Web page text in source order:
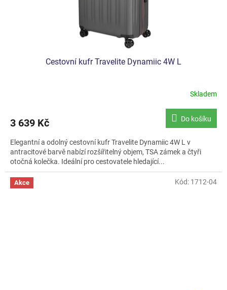
Cestovní kufr Travelite Dynamiic 4W L
Skladem
3 639 Kč Do košíku
Elegantní a odolný cestovní kufr Travelite Dynamiic 4W L v
antracitové barvě nabízí rozšířitelný objem, TSA zámek a čtyři
otočná kolečka. Ideální pro cestovatele hledající...
Akce Kód: 1712-04